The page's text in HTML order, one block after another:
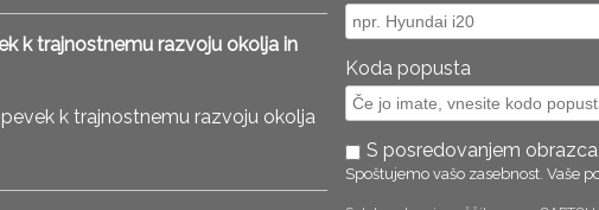
k trajnostnemu razvoju okolja in
k trajnostnemu razvoju okolja
Koda popusta
S posredovanjem
Spoštujemo vašo zasebnost. Vaše